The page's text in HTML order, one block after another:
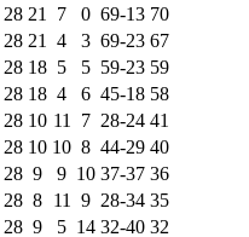
28 21 7 0 69-13 70
28 21 4 3 69-23 67
28 18 5 5 59-23 59
28 18 4 6 45-18 58
28 10 11 7 28-24 41
28 10 10 8 44-29 40
28 9 9 10 37-37 36
28 8 11 9 28-34 35
28 9 5 14 32-40 32